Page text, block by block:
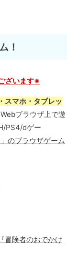
！
ざいます※
スマホ・タブレッ
ブラウザ上で遊
PS4/dゲー
のブラウザゲーム
冒険者のおでかけ